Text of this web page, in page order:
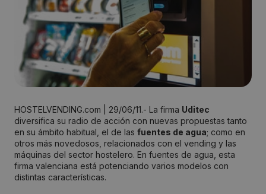
HOSTELVENDING.com | 29/06/11.- La firma Uditec
diversifica su radio de acción con nuevas propuestas tanto
en su ámbito habitual, el de las fuentes de agua; como en
otros más novedosos, relacionados con el vending y las
máquinas del sector hostelero. En fuentes de agua, esta
firma valenciana está potenciando varios modelos con
distintas características.